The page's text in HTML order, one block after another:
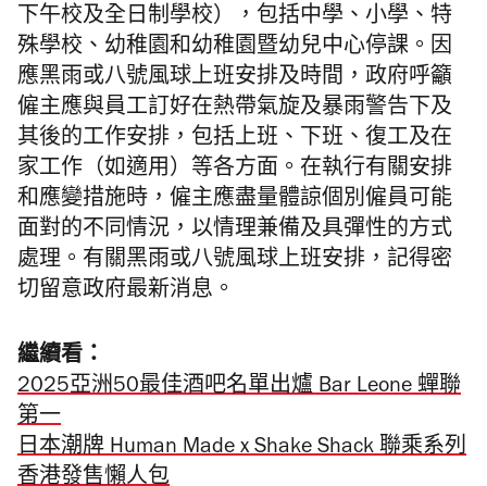
下午校及全日制學校），包括中學、小學、特
殊學校、幼稚園和幼稚園暨幼兒中心停課。因
應黑雨或八號風球上班安排及時間，政府呼籲
僱主應與員工訂好在熱帶氣旋及暴雨警告下及
其後的工作安排，包括上班、下班、復工及在
家工作（如適用）等各方面。在執行有關安排
和應變措施時，僱主應盡量體諒個別僱員可能
面對的不同情況，以情理兼備及具彈性的方式
處理。有關黑雨或八號風球上班安排，記得密
切留意政府最新消息。
繼續看：
2025亞洲50最佳酒吧名單出爐 Bar Leone 蟬聯
第一
日本潮牌 Human Made x Shake Shack 聯乘系列
香港發售懶人包